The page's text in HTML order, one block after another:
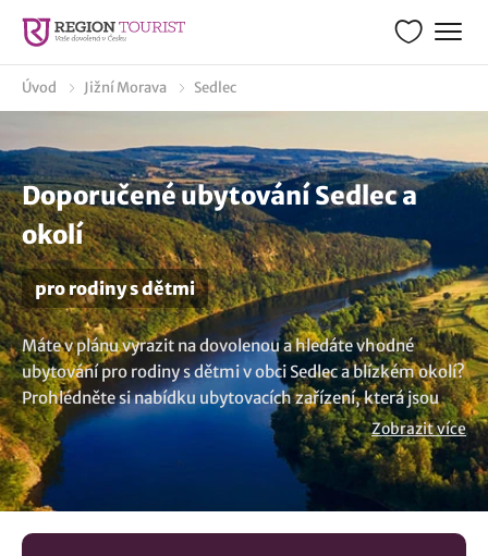
Úvod Jižní Morava Sedlec
Doporučené ubytování Sedlec a
okolí
pro rodiny s dětmi
Máte v plánu vyrazit na dovolenou a hledáte vhodné
ubytování pro rodiny s dětmi v obci Sedlec a blízkém okolí?
Prohlédněte si nabídku ubytovacích zařízení, která jsou
uzpůsobena a jsou vhodná pro pobyty s dětmi. Díky
vhodnému zázemí si dovolenou daleko více užijí, jak
rodiče, tak i malé i větší děti. A už víte kam se tentokráte
vypravíte s dětmi? Na našem turistickém portálu najdete
ubytování vhodné pro děti, ale také zde najdete nabídky
Zobrazit více